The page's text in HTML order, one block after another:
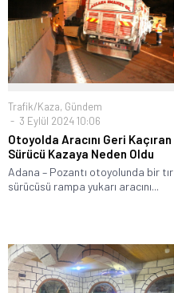
Trafik/Kaza, Gündem
3 Eylül 2024 10:06
Otoyolda Aracını Geri Kaçıran
Sürücü Kazaya Neden Oldu
Adana – Pozantı otoyolunda bir tır
sürücüsü rampa yukarı aracını...